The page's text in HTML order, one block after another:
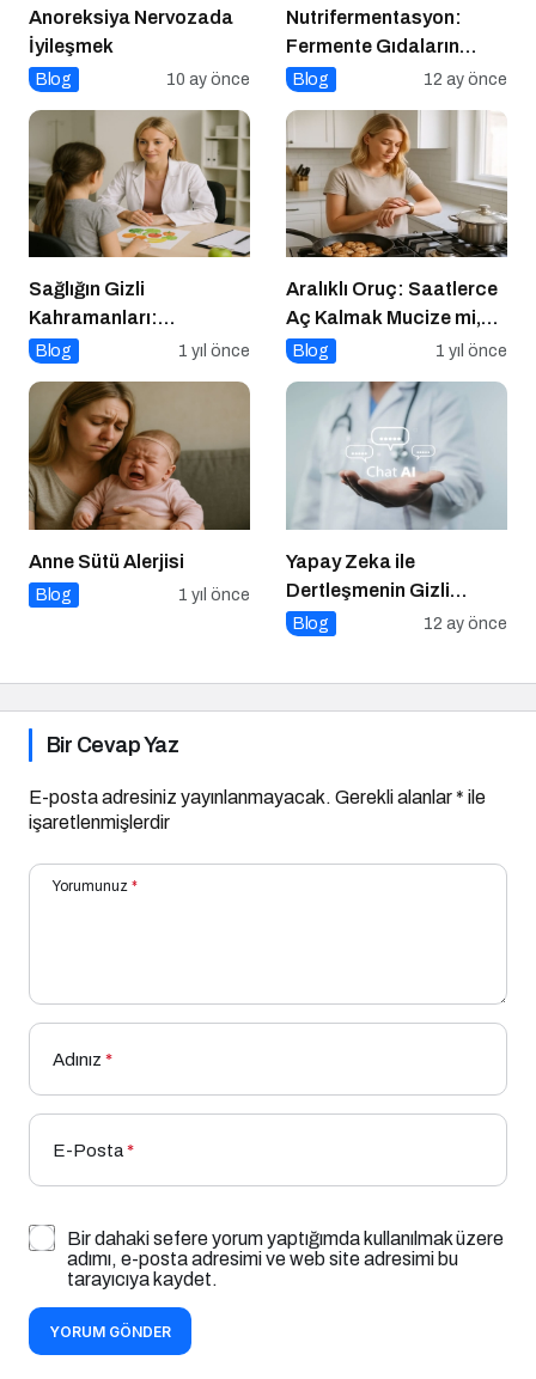
Anoreksiya Nervozada
İyileşmek
Blog 10 ay önce
Nutrifermentasyon:
Fermente Gıdaların
Beslenmedeki Yeri ve
Blog 12 ay önce
Sağlığın Gizli
Kahramanları:
Diyetisyenlerimiz
Blog 1 yıl önce
Aralıklı Oruç: Saatlerce
Aç Kalmak Mucize mi,
Geçici Bir Trend Mi?
Blog 1 yıl önce
Anne Sütü Alerjisi
Blog 1 yıl önce
Yapay Zeka ile
Dertleşmenin Gizli
Tehlikeleri
Blog 12 ay önce
Bir Cevap Yaz
E-posta adresiniz yayınlanmayacak. Gerekli alanlar* ile
işaretlenmişlerdir
Yorumunuz *
Adınız *
E-Posta*
Bir dahaki sefere yorum yaptığımda kullanılmak üzere
adımı, e-posta adresimi ve web site adresimi bu
tarayıcıya kaydet.
YORUM GÖNDER